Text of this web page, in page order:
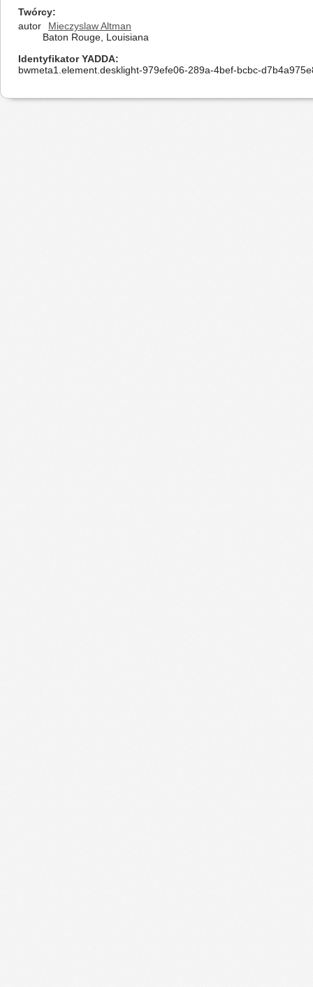
Twórcy
autor
Mieczyslaw Altman
Baton Rouge, Louisiana
Identyfikator YADDA
bwmeta1.element.desklight-979efe06-289a-4bef-bcbc-